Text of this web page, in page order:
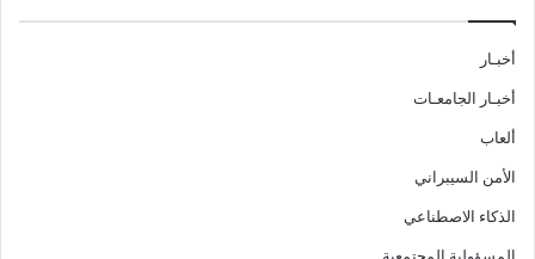
أخبـار
أخبـار الجامعـات
ألعاب
الأمن السيبراني
الذكاء الاصطناعي